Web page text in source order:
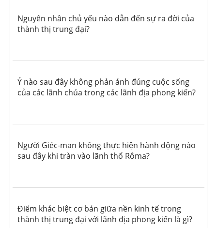
Nguyên nhân chủ yếu nào dẫn đến sự ra đời của
thành thị trung đại?
Ý nào sau đây không phản ánh đúng cuộc sống
của các lãnh chúa trong các lãnh địa phong kiến?
Người Giéc-man không thực hiện hành động nào
sau đây khi tràn vào lãnh thổ Rôma?
Điểm khác biệt cơ bản giữa nền kinh tế trong
thành thị trung đại với lãnh địa phong kiến là gì?